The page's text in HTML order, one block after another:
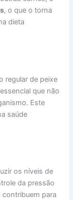
, o que o torna
dieta
regular de peixe
que não
Este
saúde
os níveis de
da pressão
contribuem para